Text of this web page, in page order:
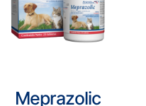
Meprazolic